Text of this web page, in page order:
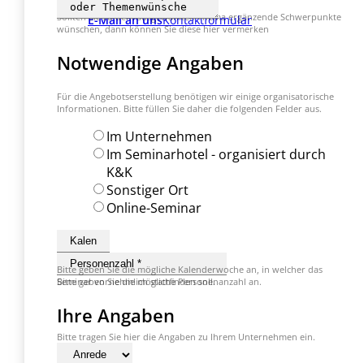
E-Mail an unsKontaktformular
Sollten Sie zu dem ausgewählten Thema ergänzende Schwerpunkte
wünschen, dann können Sie diese hier vermerken
Notwendige Angaben
Für die Angebotserstellung benötigen wir einige organisatorische
Informationen. Bitte füllen Sie daher die folgenden Felder aus.
Im Unternehmen
Im Seminarhotel - organisiert durch
K&K
Sonstiger Ort
Online-Seminar
Bitte geben Sie die mögliche Kalenderwoche an, in welcher das
Seminar vornehmlich stattfinden soll.
Bitte geben Sie die mögliche Personenanzahl an.
Ihre Angaben
Bitte tragen Sie hier die Angaben zu Ihrem Unternehmen ein.